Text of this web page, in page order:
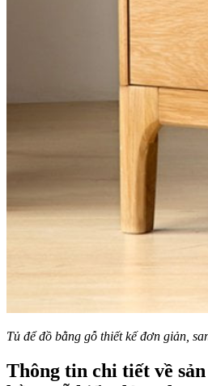
Tủ để đồ bằng gỗ thiết kế đơn giản,
Thông tin chi tiết về